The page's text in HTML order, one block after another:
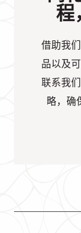
程
借助我
品以及
联系我
略，确